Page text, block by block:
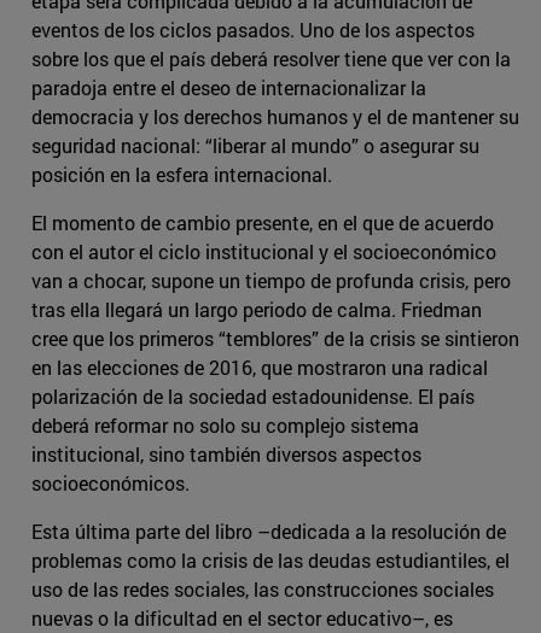
eventos de los ciclos pasados. Uno de los aspectos
sobre los que el país deberá resolver tiene que ver con la
paradoja entre el deseo de internacionalizar la
democracia y los derechos humanos y el de mantener su
seguridad nacional: “liberar al mundo” o asegurar su
posición en la esfera internacional.
El momento de cambio presente, en el que de acuerdo
con el autor el ciclo institucional y el socioeconómico
van a chocar, supone un tiempo de profunda crisis, pero
tras ella llegará un largo periodo de calma. Friedman
cree que los primeros “temblores” de la crisis se sintieron
en las elecciones de 2016, que mostraron una radical
polarización de la sociedad estadounidense. El país
deberá reformar no solo su complejo sistema
institucional, sino también diversos aspectos
socioeconómicos.
Esta última parte del libro –dedicada a la resolución de
problemas como la crisis de las deudas estudiantiles, el
uso de las redes sociales, las construcciones sociales
nuevas o la dificultad en el sector educativo–, es